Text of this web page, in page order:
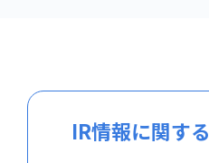
IR情報に関する